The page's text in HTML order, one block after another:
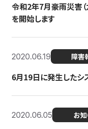
令和2年7月豪雨災害（
を開始します
2020.06.19 障害
6月19日に発生したシ
2020.06.05 お